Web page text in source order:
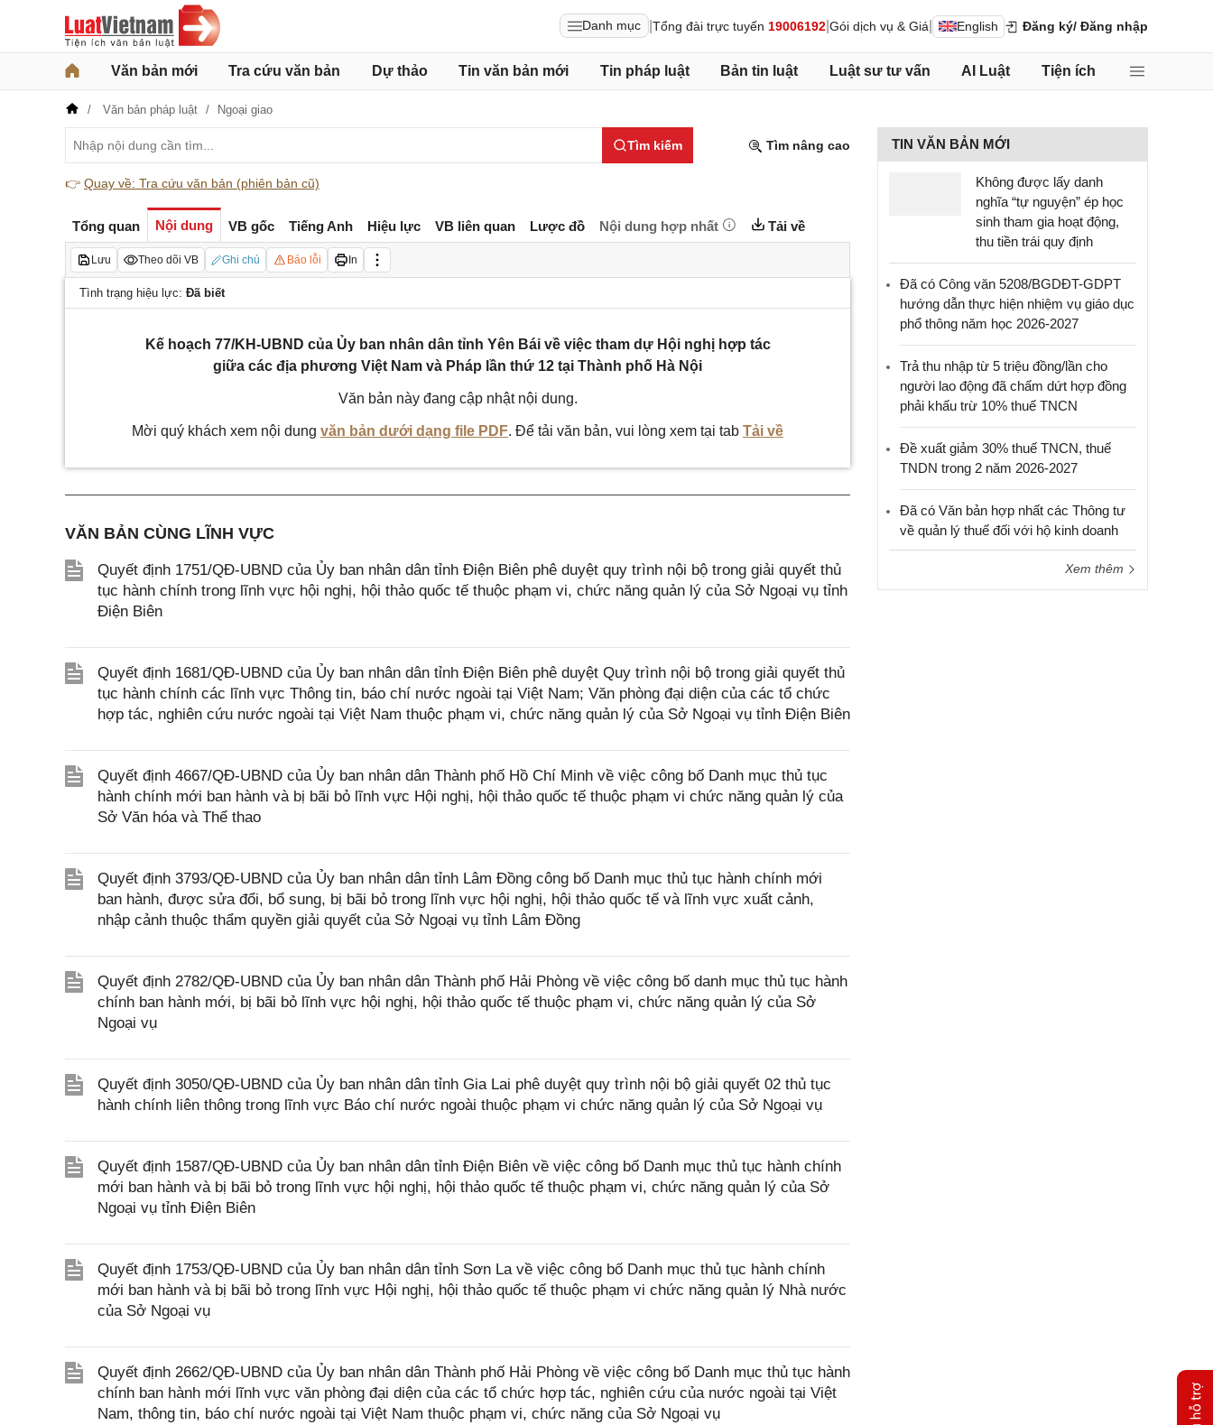
Danh mục Tổng đài trực tuyến 19006192 Gói dịch vụ & Giá English Đăng ký/ Đăng nhập
Văn bản mới Tra cứu văn bản Dự thảo Tin văn bản mới Tin pháp luật Bản tin luật Luật sư tư vấn AI Luật Tiện ích
Văn bản pháp luật Ngoại giao
Tìm kiếm Tìm nâng cao
👉 Quay về: Tra cứu văn bản (phiên bản cũ)
Tổng quan Nội dung VB gốc Tiếng Anh Hiệu lực VB liên quan Lược đồ Nội dung hợp nhất Tải về
Lưu Theo dõi VB Ghi chú Báo lỗi In
Tình trạng hiệu lực: Đã biết
Kế hoạch 77/KH-UBND của Ủy ban nhân dân tỉnh Yên Bái về việc tham dự Hội nghị hợp tác
giữa các địa phương Việt Nam và Pháp lần thứ 12 tại Thành phố Hà Nội
Văn bản này đang cập nhật nội dung.
Mời quý khách xem nội dung văn bản dưới dạng file PDF. Để tải văn bản, vui lòng xem tại tab Tải về
VĂN BẢN CÙNG LĨNH VỰC
Quyết định 1751/QĐ-UBND của Ủy ban nhân dân tỉnh Điện Biên phê duyệt quy trình nội bộ trong giải quyết thủ
tục hành chính trong lĩnh vực hội nghị, hội thảo quốc tế thuộc phạm vi, chức năng quản lý của Sở Ngoại vụ tỉnh
Điện Biên
Quyết định 1681/QĐ-UBND của Ủy ban nhân dân tỉnh Điện Biên phê duyệt Quy trình nội bộ trong giải quyết thủ
tục hành chính các lĩnh vực Thông tin, báo chí nước ngoài tại Việt Nam; Văn phòng đại diện của các tổ chức
hợp tác, nghiên cứu nước ngoài tại Việt Nam thuộc phạm vi, chức năng quản lý của Sở Ngoại vụ tỉnh Điện Biên
Quyết định 4667/QĐ-UBND của Ủy ban nhân dân Thành phố Hồ Chí Minh về việc công bố Danh mục thủ tục
hành chính mới ban hành và bị bãi bỏ lĩnh vực Hội nghị, hội thảo quốc tế thuộc phạm vi chức năng quản lý của
Sở Văn hóa và Thể thao
Quyết định 3793/QĐ-UBND của Ủy ban nhân dân tỉnh Lâm Đồng công bố Danh mục thủ tục hành chính mới
ban hành, được sửa đổi, bổ sung, bị bãi bỏ trong lĩnh vực hội nghị, hội thảo quốc tế và lĩnh vực xuất cảnh,
nhập cảnh thuộc thẩm quyền giải quyết của Sở Ngoại vụ tỉnh Lâm Đồng
Quyết định 2782/QĐ-UBND của Ủy ban nhân dân Thành phố Hải Phòng về việc công bố danh mục thủ tục hành
chính ban hành mới, bị bãi bỏ lĩnh vực hội nghị, hội thảo quốc tế thuộc phạm vi, chức năng quản lý của Sở
Ngoại vụ
Quyết định 3050/QĐ-UBND của Ủy ban nhân dân tỉnh Gia Lai phê duyệt quy trình nội bộ giải quyết 02 thủ tục
hành chính liên thông trong lĩnh vực Báo chí nước ngoài thuộc phạm vi chức năng quản lý của Sở Ngoại vụ
Quyết định 1587/QĐ-UBND của Ủy ban nhân dân tỉnh Điện Biên về việc công bố Danh mục thủ tục hành chính
mới ban hành và bị bãi bỏ trong lĩnh vực hội nghị, hội thảo quốc tế thuộc phạm vi, chức năng quản lý của Sở
Ngoại vụ tỉnh Điện Biên
Quyết định 1753/QĐ-UBND của Ủy ban nhân dân tỉnh Sơn La về việc công bố Danh mục thủ tục hành chính
mới ban hành và bị bãi bỏ trong lĩnh vực Hội nghị, hội thảo quốc tế thuộc phạm vi chức năng quản lý Nhà nước
của Sở Ngoại vụ
Quyết định 2662/QĐ-UBND của Ủy ban nhân dân Thành phố Hải Phòng về việc công bố Danh mục thủ tục hành
chính ban hành mới lĩnh vực văn phòng đại diện của các tổ chức hợp tác, nghiên cứu của nước ngoài tại Việt
Nam, thông tin, báo chí nước ngoài tại Việt Nam thuộc phạm vi, chức năng của Sở Ngoại vụ
TIN VĂN BẢN MỚI
Không được lấy danh
nghĩa “tự nguyện” ép học
sinh tham gia hoạt động,
thu tiền trái quy định
Đã có Công văn 5208/BGDĐT-GDPT
hướng dẫn thực hiện nhiệm vụ giáo dục
phổ thông năm học 2026-2027
Trả thu nhập từ 5 triệu đồng/lần cho
người lao động đã chấm dứt hợp đồng
phải khấu trừ 10% thuế TNCN
Đề xuất giảm 30% thuế TNCN, thuế
TNDN trong 2 năm 2026-2027
Đã có Văn bản hợp nhất các Thông tư
về quản lý thuế đối với hộ kinh doanh
Xem thêm